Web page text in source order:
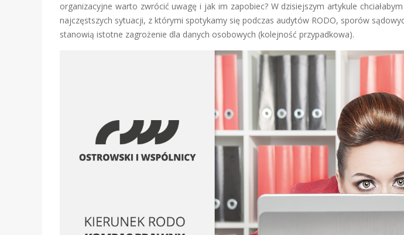
organizacyjne warto zwrócić uwagę i jak im zapobiec? W dzisiejszym artykule
najczęstszych sytuacji, z którymi spotykamy się podczas audytów RODO, sporów
stanowią istotne zagrożenie dla danych osobowych (kolejność przypadkowa).